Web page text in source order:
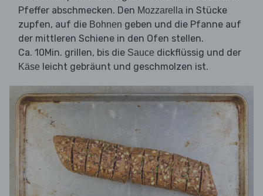
Pfeffer abschmecken. Den Mozzarella in Stücke
zupfen, auf die Bohnen geben und die Pfanne auf
der mittleren Schiene in den Ofen stellen.
Ca. 10Min. grillen, bis die Sauce dickflüssig und der
Käse leicht gebräunt und geschmolzen ist.